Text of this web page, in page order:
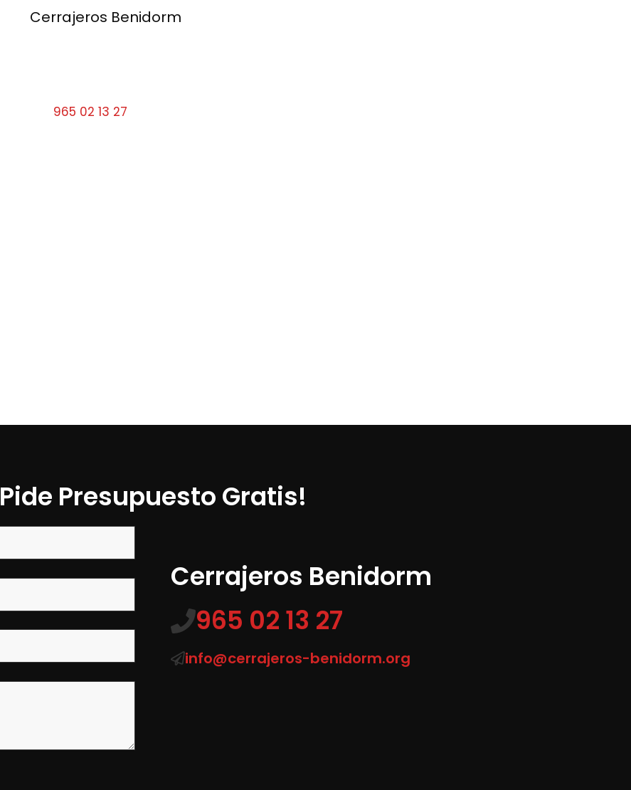
Cerrajeros Benidorm
965 02 13 27
Pide Presupuesto Gratis!
Cerrajeros Benidorm
965 02 13 27
info@cerrajeros-benidorm.org